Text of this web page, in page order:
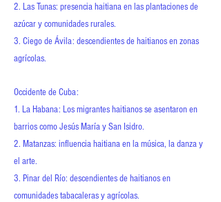
2. Las Tunas: presencia haitiana en las plantaciones de
azúcar y comunidades rurales.
3. Ciego de Ávila: descendientes de haitianos en zonas
agrícolas.
Occidente de Cuba:
1. La Habana: Los migrantes haitianos se asentaron en
barrios como Jesús María y San Isidro.
2. Matanzas: influencia haitiana en la música, la danza y
el arte.
3. Pinar del Río: descendientes de haitianos en
comunidades tabacaleras y agrícolas.